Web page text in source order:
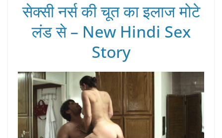
सेक्सी नर्स की चूत का इलाज मोटे
लंड से – New Hindi Sex
Story